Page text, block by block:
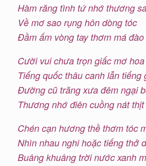
Hàm răng tình tứ nhớ thương
Về mơ sao rụng hôn dòng tóc
Đầm ấm vòng tay thơm má đào
Cười vui chưa trọn giấc mơ hoa
Tiếng quốc thâu canh lẫn tiếng
Đường cũ trăng xưa đêm ngại
Thương nhớ điên cuồng nát
Chén cạn hương thề thơm tóc
Nhìn nhau nghi hoặc tiếng thở
Buâng khuâng trời nước xanh